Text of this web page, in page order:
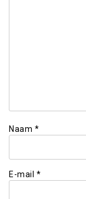
Naam *
E-mail *